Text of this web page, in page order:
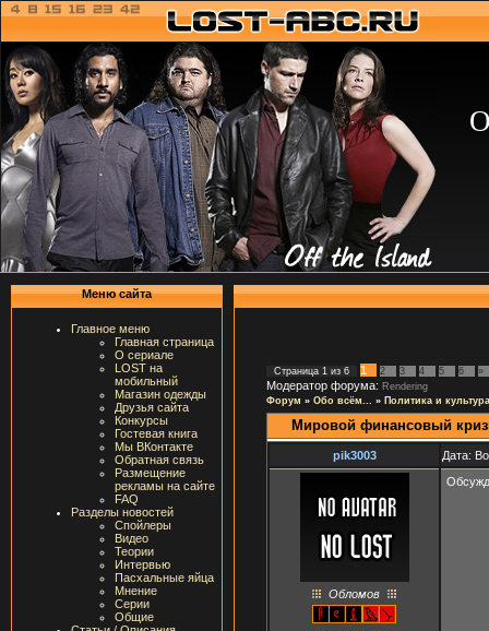
Меню сайта
Главное меню
Главная страница
О сериале
LOST на
мобильный
Магазин одежды
Друзья сайта
Конкурсы
Гостевая книга
Мы ВКонтакте
Обратная связь
Размещение
рекламы на сайте
FAQ
Разделы новостей
Спойлеры
Видео
Теории
Интервью
Пасхальные яйца
Мнение
Серии
Общие
Страница 1 из 6 1 2 3 4 5 6 »
Модератор форума: Rendering
Форум » Обо всём... » Политика и культура
Мировой финансовый
pik3003 Дата:
Обломов